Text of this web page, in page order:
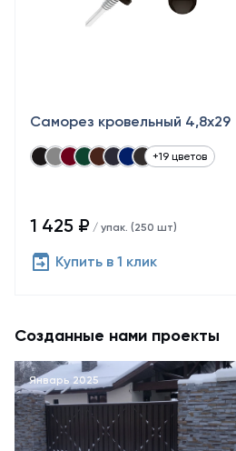
Саморез кровельный 4,8x29
+19 цветов
1 425 ₽ / упак. (250 шт)
Купить в 1 клик
Созданные нами проекты
Январь 2025